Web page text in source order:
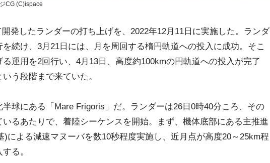
CG (C)ispace
発したランダーの打ち上げを、2022年12月11日に実施した。ランダ
続け、3月21日には、月を周回する楕円軌道への投入に成功。そこ
運用を2回行い、4月13日、高度約100kmの円軌道への投入が完了
う段階まで来ていた。
球にある「Mare Frigoris」だ。ランダーは26日0時40分ころ、その
るあたりで、着陸シーケンスを開始。まず、機体底部にある主推進
)による減速マヌーバを数10秒程度実施し、近月点が高度20～25km程
る。